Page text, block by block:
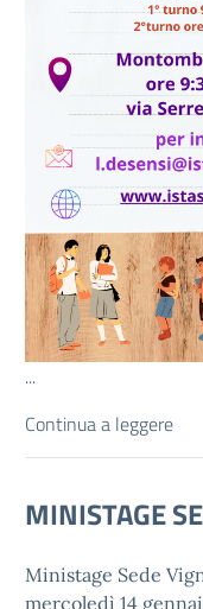
...
Continua a leggere
MINISTAGE
Ministage Sede
mercoledì 14